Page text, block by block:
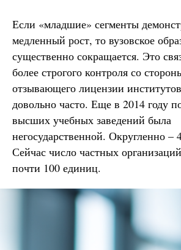
Если «младшие» сегменты
медленный рост, то вузовское
существенно сокращается. Это
более строгого контроля со
отзывающего лицензии
довольно часто. Еще в 2014 году
высших учебных заведений была
негосударственной. Округленно –
Сейчас число частных
почти 100 единиц.